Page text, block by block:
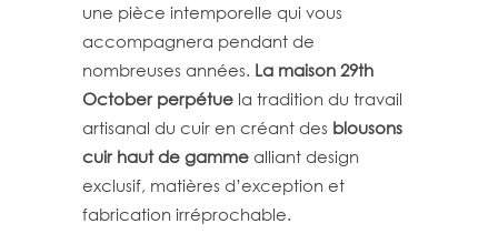
une pièce intemporelle qui vous
accompagnera pendant de
nombreuses années. La maison 29th
October perpétue la tradition du travail
artisanal du cuir en créant des blousons
cuir haut de gamme alliant design
exclusif, matières d’exception et
fabrication irréprochable.